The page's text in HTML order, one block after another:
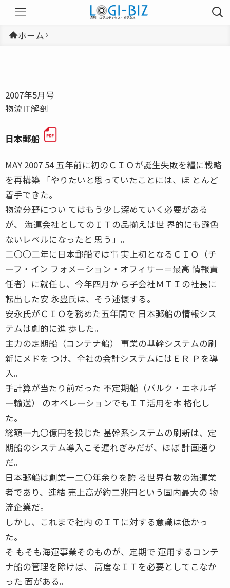
ホーム
2007年5月号
物流IT解剖
日本郵船
MAY 2007 54 五年前に初のＣＩＯが誕生失敗を糧に戦略
を再構築 「やりたいと思っていたことには、ほ とんど
着手できた。
物流分野につい てはもう少し深めていく必要がある
が、 海運会社としてのＩＴの品揃えは世 界的にも遜色
ないレベルになったと 思う」。
二〇〇二年に日本郵船では事 実上初となるＣＩＯ（チ
ーフ・イン フォメーション・オフィサー＝最高 情報責
任者）に就任し、今年四月か ら子会社ＭＴＩの社長に
転出した安 永豊氏は、そう述懐する。
安永氏がＣＩＯを務めた五年間で 日本郵船の情報シス
テムは劇的に進 歩した。
主力の定期船（コンテナ船） 事業の基幹システムの刷
新にメドを つけ、全社の会計システムにはＥＲ Ｐを導
入。
手計算が当たり前だった 不定期船（バルク・エネルギ
ー輸送） のオペレーションでもＩＴ活用を本 格化し
た。
総額一九〇億円を投じた 基幹系システムの刷新は、定
期船のシステム導入こそ遅れぎみだが、ほぼ 計画通り
だ。
日本郵船は創業一二〇年余りを誇 る世界有数の海運業
者であり、連結 売上高が約二兆円という国内最大の 物
流企業だ。
しかし、これまで社内 のＩＴに対する意識は低かっ
た。
そ もそも海運事業そのものが、定期で 運用するコンテ
ナ船の管理を除けば、 高度なＩＴを必要としてこなか
った 面がある。